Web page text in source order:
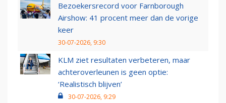
Bezoekersrecord voor Farnborough
Airshow: 41 procent meer dan de vorige
keer
30-07-2026, 9:30
KLM ziet resultaten verbeteren, maar
achteroverleunen is geen optie:
‘Realistisch blijven’
30-07-2026, 9:29